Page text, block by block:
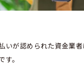
いが認められた資金業
。